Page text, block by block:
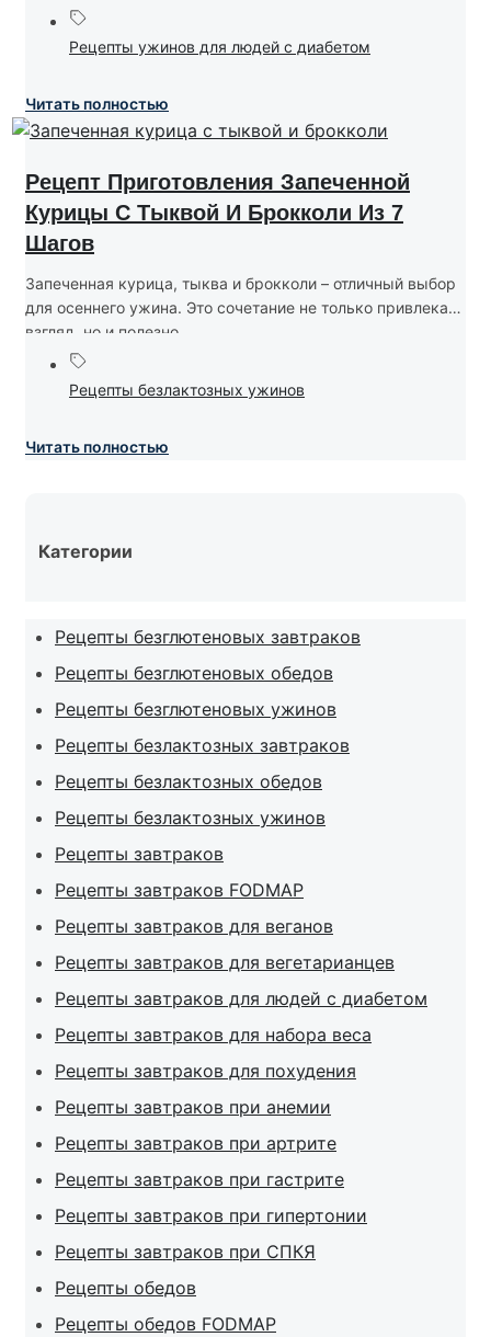
Рецепты ужинов для людей с диабетом
Читать полностью
Рецепт Приготовления Запеченной
Курицы С Тыквой И Брокколи Из 7
Шагов
Запеченная курица, тыква и брокколи – отличный выбор
для осеннего ужина. Это сочетание не только привлекает
взгляд, но и полезно....
Рецепты безлактозных ужинов
Читать полностью
Категории
Рецепты безглютеновых завтраков
Рецепты безглютеновых обедов
Рецепты безглютеновых ужинов
Рецепты безлактозных завтраков
Рецепты безлактозных обедов
Рецепты безлактозных ужинов
Рецепты завтраков
Рецепты завтраков FODMAP
Рецепты завтраков для веганов
Рецепты завтраков для вегетарианцев
Рецепты завтраков для людей с диабетом
Рецепты завтраков для набора веса
Рецепты завтраков для похудения
Рецепты завтраков при анемии
Рецепты завтраков при артрите
Рецепты завтраков при гастрите
Рецепты завтраков при гипертонии
Рецепты завтраков при СПКЯ
Рецепты обедов
Рецепты обедов FODMAP